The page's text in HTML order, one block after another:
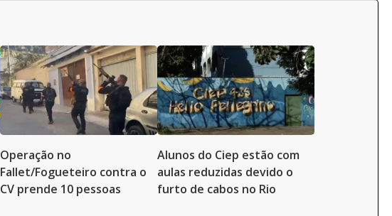
Operação no
Fallet/Fogueteiro contra o
CV prende 10 pessoas
Alunos do Ciep estão com
aulas reduzidas devido o
furto de cabos no Rio